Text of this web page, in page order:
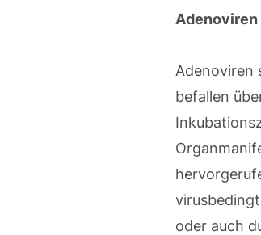
Adenoviren
Adenoviren
befallen
oder auch